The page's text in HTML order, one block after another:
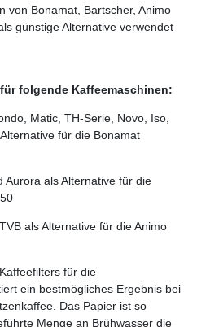
von Bonamat, Bartscher, Animo
günstige Alternative verwendet
folgende Kaffeemaschinen:
Matic, TH-Serie, Novo, Iso,
für die Bonamat
Aurora als Alternative für die
als Alternative für die Animo
für die
ein bestmögliches Ergebnis bei
Das Papier ist so
Menge an Brühwasser die